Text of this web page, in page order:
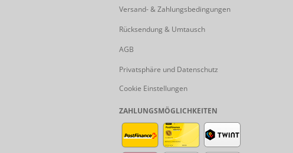
Versand- & Zahlungsbedingungen
Rücksendung & Umtausch
AGB
Privatsphäre und Datenschutz
Cookie Einstellungen
ZAHLUNGSMÖGLICHKEITEN